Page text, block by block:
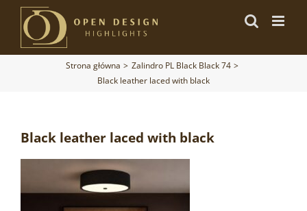
Przejdź
zawartości
Strona główna
Zalindro PL Black Black 74
Black leather laced with black
Black leather laced with black